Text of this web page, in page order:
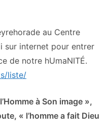
au Centre
sur internet pour entrer
de notre hUmaNITÉ.
liste/
à Son image »,
« l’homme a fait Dieu